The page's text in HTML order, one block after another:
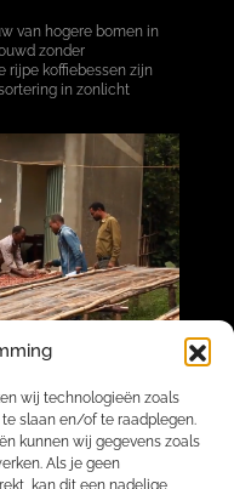
wij technologieën zoals
slaan en/of te raadplegen.
kunnen wij gegevens zoals
Als je geen
kan dit een nadelige
van hogere bomen in
zonder
rijpe koffiebessen zijn
in zonlicht